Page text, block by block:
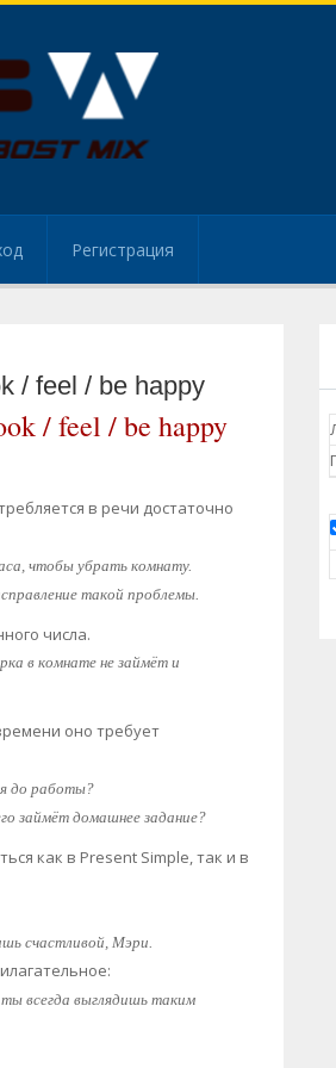
Регистрация
/ feel / be happy
/ feel / be happy
в речи достаточно
чтобы убрать комнату.
такой проблемы.
числа.
в комнате не займёт и
оно требует
до работы?
займёт домашнее задание?
как в Present Simple, так и в
счастливой, Мэри.
всегда выглядишь таким